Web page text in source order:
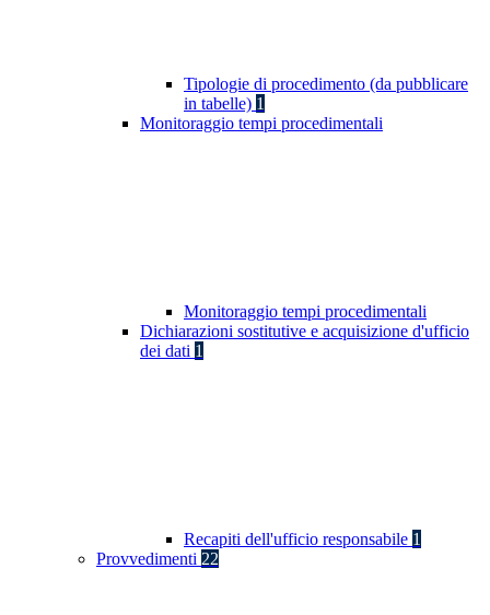
Tipologie di procedimento (da pubblicare
in tabelle) 1
Monitoraggio tempi procedimentali
Monitoraggio tempi procedimentali
Dichiarazioni sostitutive e acquisizione d'ufficio
dei dati 1
Recapiti dell'ufficio responsabile 1
Provvedimenti 22